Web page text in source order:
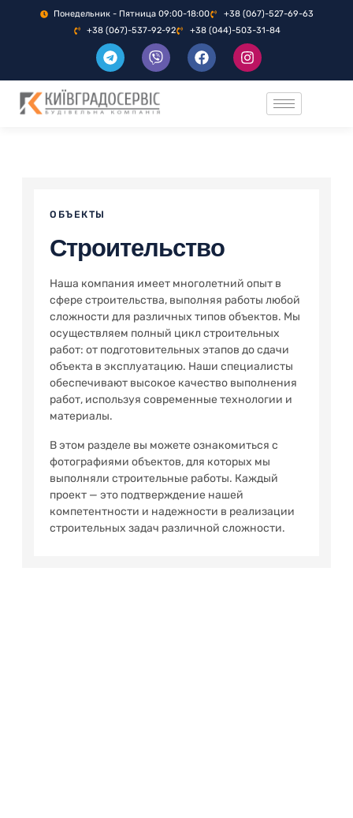
Понедельник - Пятница 09:00-18:00
+38 (067)-527-69-63
+38 (067)-537-92-92
+38 (044)-503-31-84
ОБЪЕКТЫ
Строительство
Наша компания имеет многолетний опыт в
сфере строительства, выполняя работы любой
сложности для различных типов объектов. Мы
осуществляем полный цикл строительных
работ: от подготовительных этапов до сдачи
объекта в эксплуатацию. Наши специалисты
обеспечивают высокое качество выполнения
работ, используя современные технологии и
материалы.
В этом разделе вы можете ознакомиться с
фотографиями объектов, для которых мы
выполняли строительные работы. Каждый
проект — это подтверждение нашей
компетентности и надежности в реализации
строительных задач различной сложности.